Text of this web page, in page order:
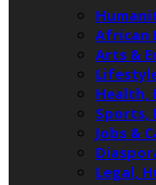
African
Arts &
Health,
Sports,
Jobs &
Legal,